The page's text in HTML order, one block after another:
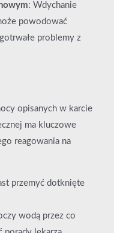
: Wdychanie
powodować
problemy z
opisanych w karcie
ma kluczowe
reagowania na
przemyć dotknięte
wodą przez co